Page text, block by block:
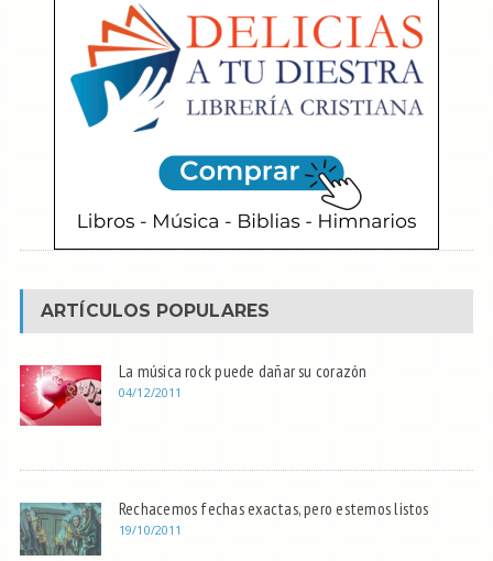
ARTÍCULOS POPULARES
La música rock puede dañar su corazón
04/12/2011
Rechacemos fechas exactas, pero estemos listos
19/10/2011